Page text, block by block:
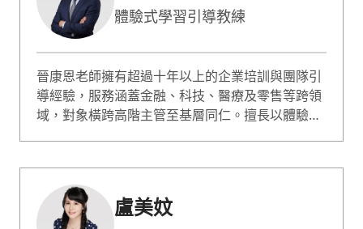
體驗式學習引導教練
晉康恩老師擁有超過十年以上的企業培訓與團隊引
導經驗，服務涵蓋金融、科技、醫療及零售等跨領
域，對象橫跨高階主管至基層同仁。擅長以體驗式
世代合作，協助企業建立共識並將培訓轉化為組織
改變的關鍵契機。
盧美妏